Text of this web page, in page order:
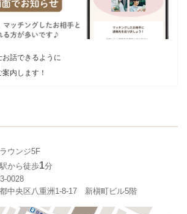
話できるように
内します！
ウンジ5F
から徒歩1分
0028
中央区八重洲1-8-17 新槇町ビル5階